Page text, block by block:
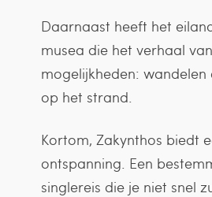
Daarnaast heeft het
musea die het verhaal
mogelijkheden:
op het strand.
Kortom, Zakynthos biedt
ontspanning. Een
singlereis die je niet snel